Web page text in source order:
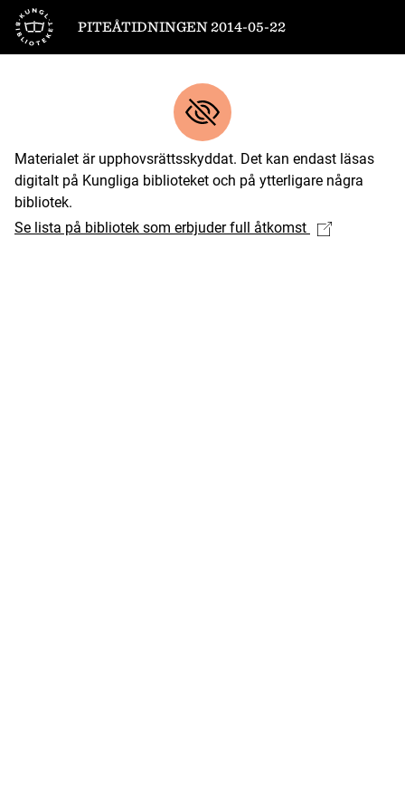
Till startsidan
PITEÅTIDNINGEN 2014-05-22
Materialet är upphovsrättsskyddat. Det kan endast läsas
digitalt på Kungliga biblioteket och på ytterligare några
bibliotek.
Se lista på bibliotek som erbjuder full åtkomst